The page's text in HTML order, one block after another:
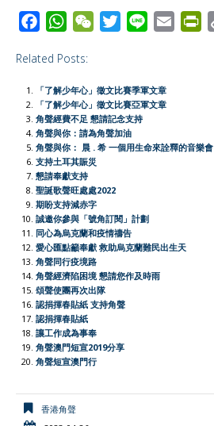
c
e
b
o
o
k
W
a
t
s
A
p
p
W
h
a
t
t
t
e
r
e
r
Related Posts:
「了解少年心」徵文比賽季軍文章
「了解少年心」徵文比賽亞軍文章
角聲經費不足 懇請記念支持
角聲與你：請為角聲加油
角聲與你： 晨 . 希 一個用生命來詮釋的音樂會
支持土耳其賑災
懇請奉獻支持
聖誕歌聲旺處處2022
期盼支持減赤字
誠邀你參與「號角訂閱」計劃
同心為烏克蘭和疫情禱告
愛心匯點籲奉獻 救助烏克蘭難民出生天
角聲同行疫境路
角聲經濟陷困境 懇請您作及時雨
頌聲使團再次出隊
認捐揮春貼紙 支持角聲
認捐揮春貼紙
讓工作成為事奉
角聲澳門短宣2019分享
角聲短宣澳門行
香港角聲